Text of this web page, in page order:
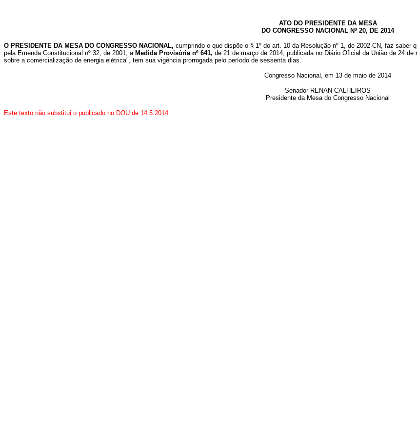
ATO DO PRESIDENTE DA MESA
DO CONGRESSO NACIONAL Nº 20, DE 2014
O PRESIDENTE DA MESA DO CONGRESSO NACIONAL, cumprindo o que dispõe o § 1º do art. 10 da Resolução nº 1, de 2002-CN, faz
pela Emenda Constitucional nº 32, de 2001, a Medida Provisória nº 641, de 21 de março de 2014, publicada no Diário Oficial da União de 24
sobre a comercialização de energia elétrica", tem sua vigência prorrogada pelo período de sessenta dias.
Congresso Nacional, em 13 de maio de 2014
Senador RENAN CALHEIROS
Presidente da Mesa do Congresso Nacional
Este texto não substitui o publicado no DOU de 14.5.2014